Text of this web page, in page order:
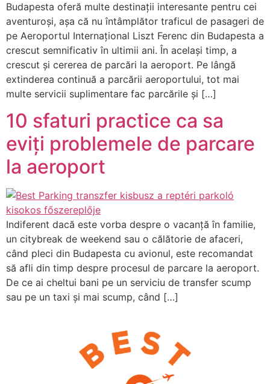
Budapesta oferă multe destinații interesante pentru cei
aventuroși, așa că nu întâmplător traficul de pasageri de
pe Aeroportul Internațional Liszt Ferenc din Budapesta a
crescut semnificativ în ultimii ani. În același timp, a
crescut și cererea de parcări la aeroport. Pe lângă
extinderea continuă a parcării aeroportului, tot mai
multe servicii suplimentare fac parcările și […]
10 sfaturi practice ca sa
eviți problemele de parcare
la aeroport
Indiferent dacă este vorba despre o vacanță în familie,
un citybreak de weekend sau o călătorie de afaceri,
când pleci din Budapesta cu avionul, este recomandat
să afli din timp despre procesul de parcare la aeroport.
De ce ai cheltui bani pe un serviciu de transfer scump
sau pe un taxi și mai scump, când […]